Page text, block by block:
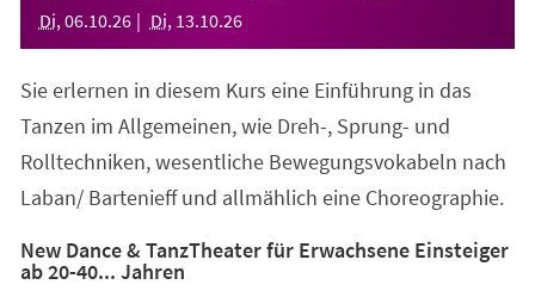
Di, 06.10.26 Di, 13.10.26
Sie erlernen in diesem Kurs eine Einführung in das
Tanzen im Allgemeinen, wie Dreh-, Sprung- und
Rolltechniken, wesentliche Bewegungsvokabeln nach
Laban/ Bartenieff und allmählich eine Choreographie.
New Dance & TanzTheater für Erwachsene Einsteiger
ab 20-40... Jahren